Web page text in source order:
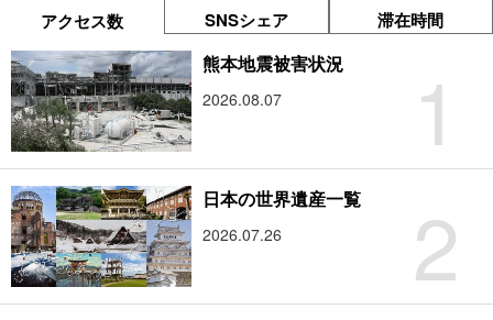
アクセス数 SNSシェア 滞在時間
1
熊本地震被害状況
2026.08.07
2
日本の世界遺産一覧
2026.07.26